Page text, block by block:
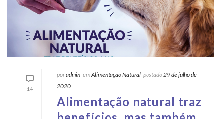
14
poradmin emAlimentação Natural postado 29 de julho de
2020
Alimentação natural traz